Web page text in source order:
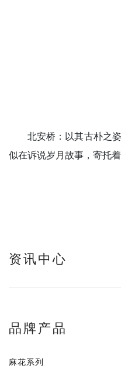
北安桥：以其古朴之
似在诉说岁月故事，寄托
资讯中心
品牌产品
麻花系列